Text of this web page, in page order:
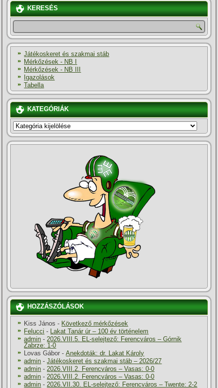
KERESÉS
Játékoskeret és szakmai stáb
Mérkőzések - NB I
Mérkőzések - NB III
Igazolások
Tabella
KATEGÓRIÁK
KATEGÓRIÁK
HOZZÁSZÓLÁSOK
Kiss János - Következő mérkőzések
Felucci - Lakat Tanár úr – 100 év történelem
admin -2026.VIII.5. EL-selejtező: Ferencváros – Górnik
Zabrze: 1-0
Lovas Gábor -Anekdoták: dr. Lakat Károly
admin -Játékoskeret és szakmai stáb – 2026/27
admin -2026.VIII.2. Ferencváros – Vasas: 0-0
admin -2026.VIII.2. Ferencváros – Vasas: 0-0
admin -2026.VII.30. EL-selejtező: Ferencváros – Twente: 2-2